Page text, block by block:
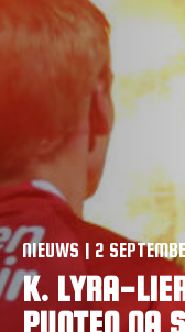
NIEUWS | 2
K. LYRA-
PUNTEN NA